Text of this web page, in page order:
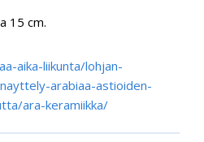
15 cm.
aika-liikunta/lohjan-
arabiaa-astioiden-
ara-keramiikka/